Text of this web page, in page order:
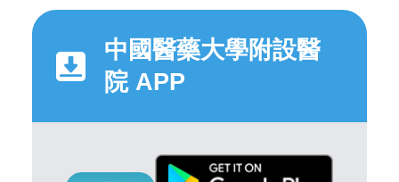
中國醫藥大學附設醫
院 APP